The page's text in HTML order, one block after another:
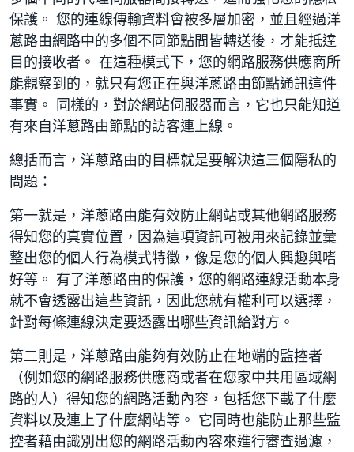
保護。 您的連線傳輸資料會被多層加密，並且經過洋
蔥路由網路中的多個不同節點間皆轉送後，才能抵達
目的接收者。 在這種模式下，您的網路服務供應商所
能觀察到的，就只有您正在與洋蔥路由節點通訊這件
事實。 同樣的，對於網站伺服器而言，它也只能知道
有來自洋蔥路由節點的訪客連上線。
總括而言，洋蔥路由的目標就是要解決這三個隱私的
問題：
第一就是，洋蔥路由能有效防止網站或其他網路服務
得知您的真實位置，因為這項資訊可被用來記錄並彙
整出您的個人行為模式特徵，像是您的個人興趣與嗜
好等。 有了洋蔥路由的保護，您的網路連線活動本身
就不會透露出這些資訊，因此您就有權利可以選擇，
針對每條連線決定要透露出哪些資訊給對方。
第二則是，洋蔥路由能夠有效防止在地端的監控者
（例如您的網路服務供應商或者在您家中共用區域網
路的人）得知您的網路活動內容，包括您下載了什麼
資料以及連上了什麼網站等。 它同時也能防止那些監
控者藉由識別出您的網路活動內容來進行審查過濾，